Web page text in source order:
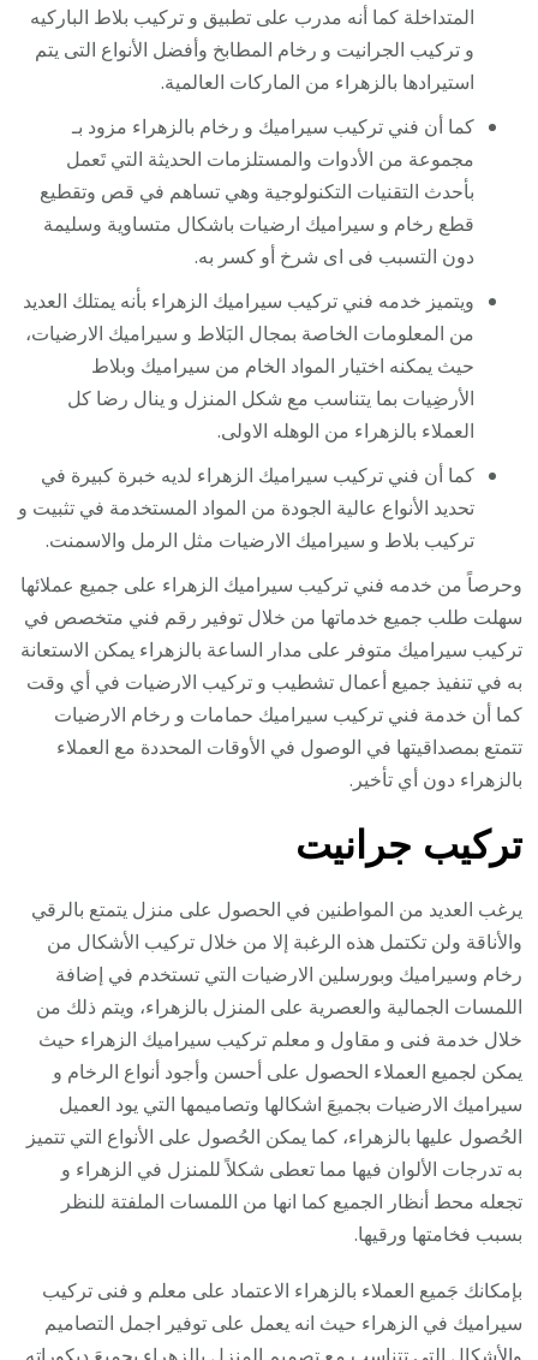
المتداخلة كما أنه مدرب على تطبيق و تركيب بلاط الباركيه
و تركيب الجرانيت و رخام المطابخ وأفضل الأنواع التى يتم
استيرادها بالزهراء من الماركات العالمية.
كما أن فني تركيب سيراميك و رخام بالزهراء مزود بـ
مجموعة من الأدوات والمستلزمات الحديثة التي تَعمل
بأحدث التقنيات التكنولوجية وهي تساهم في قص وتقطيع
قطع رخام و سيراميك ارضيات باشكال متساوية وسليمة
دون التسبب فى اى شرخ أو كسر به.
ويتميز خدمه فني تركيب سيراميك الزهراء بأنه يمتلك العديد
من المعلومات الخاصة بمجال البَلاط و سيراميك الارضيات،
حيث يمكنه اختيار المواد الخام من سيراميك وبلاط
الأرضِيات بما يتناسب مع شكل المنزل و ينال رضا كل
العملاء بالزهراء من الوهله الاولى.
كما أن فني تركيب سيراميك الزهراء لديه خبرة كبيرة في
تحديد الأنواع عالية الجودة من المواد المستخدمة في تثبيت و
تركيب بلاط و سيراميك الارضيات مثل الرمل والاسمنت.
وحرصاً من خدمه فني تركيب سيراميك الزهراء على جميع عملائها
سهلت طلب جميع خدماتها من خلال توفير رقم فني متخصص في
تركيب سيراميك متوفر على مدار الساعة بالزهراء يمكن الاستعانة
به في تنفيذ جميع أعمال تشطيب و تركيب الارضيات في أي وقت
كما أن خدمة فني تركيب سيراميك حمامات و رخام الارضيات
تتمتع بمصداقيتها في الوصول في الأوقات المحددة مع العملاء
بالزهراء دون أي تأخير.
تركيب جرانيت
يرغب العديد من المواطنين في الحصول على منزل يتمتع بالرقي
والأناقة ولن تكتمل هذه الرغبة إلا من خلال تركيب الأشكال من
رخام وسيراميك وبورسلين الارضيات التي تستخدم في إضافة
اللمسات الجمالية والعصرية على المنزل بالزهراء، ويتم ذلك من
خلال خدمة فنى و مقاول و معلم تركيب سيراميك الزهراء حيث
يمكن لجميع العملاء الحصول على أحسن وأجود أنواع الرخام و
سيراميك الارضيات بجميعَ اشكالها وتصاميمها التي يود العميل
الحُصول عليها بالزهراء، كما يمكن الحُصول على الأنواع التي تتميز
به تدرجات الألوان فيها مما تعطى شكلاً للمنزل في الزهراء و
تجعله محط أنظار الجميع كما انها من اللمسات الملفتة للنظر
بسبب فخامتها ورقيها.
بإمكانك جَميع العملاء بالزهراء الاعتماد على معلم و فنى تركيب
سيراميك في الزهراء حيث انه يعمل على توفير اجمل التصاميم